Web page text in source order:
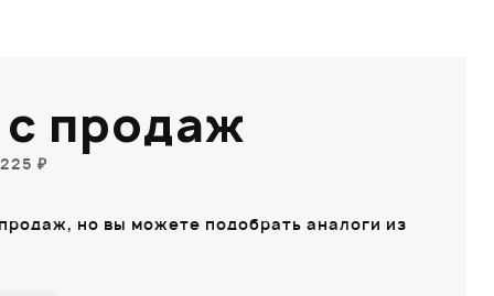
продаж
₽
но вы можете подобрать аналоги из